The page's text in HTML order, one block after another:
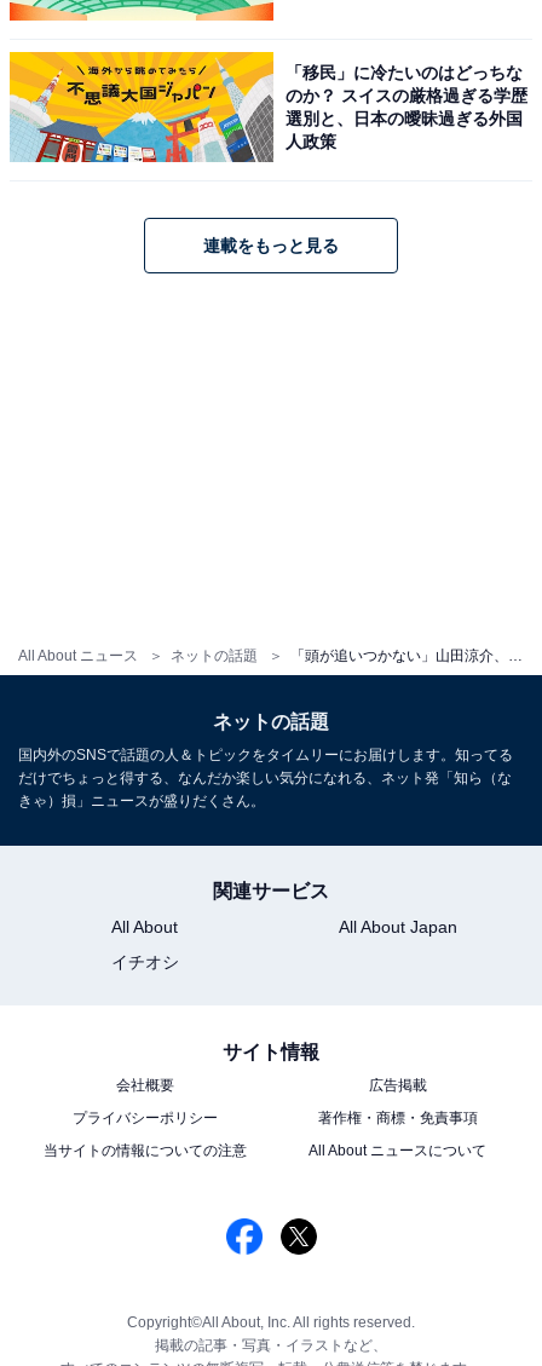
All About ニュース ネットの話題 「頭が追いつかない」山田涼介、別人級ショット公開「な、なんじゃこりゃ！」「山田涼介って何人いるの？」
「移民」に冷たいのはどっちな
のか？ スイスの厳格過ぎる学歴
選別と、日本の曖昧過ぎる外国
人政策
連載をもっと見る
ネットの話題
国内外のSNSで話題の人＆トピックをタイムリーにお届けします。知ってる
だけでちょっと得する、なんだか楽しい気分になれる、ネット発「知ら（な
きゃ）損」ニュースが盛りだくさん。
関連サービス
All About
All About Japan
イチオシ
サイト情報
会社概要
広告掲載
プライバシーポリシー
著作権・商標・免責事項
当サイトの情報についての注意
All About ニュースについて
Copyright©All About, Inc. All rights reserved.
掲載の記事・写真・イラストなど、